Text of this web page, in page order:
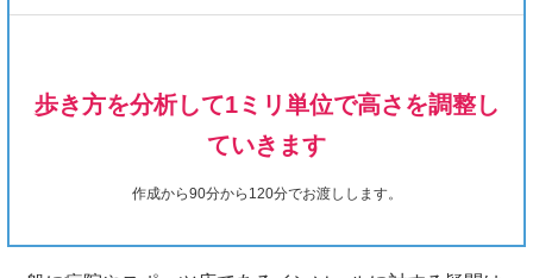
歩き方を分析して1ミリ単位で高さを調整し
ていきます
作成から90分から120分でお渡しします。